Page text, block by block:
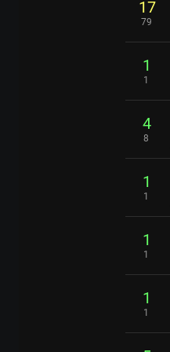
17
79
1
1
4
8
1
1
1
1
1
1